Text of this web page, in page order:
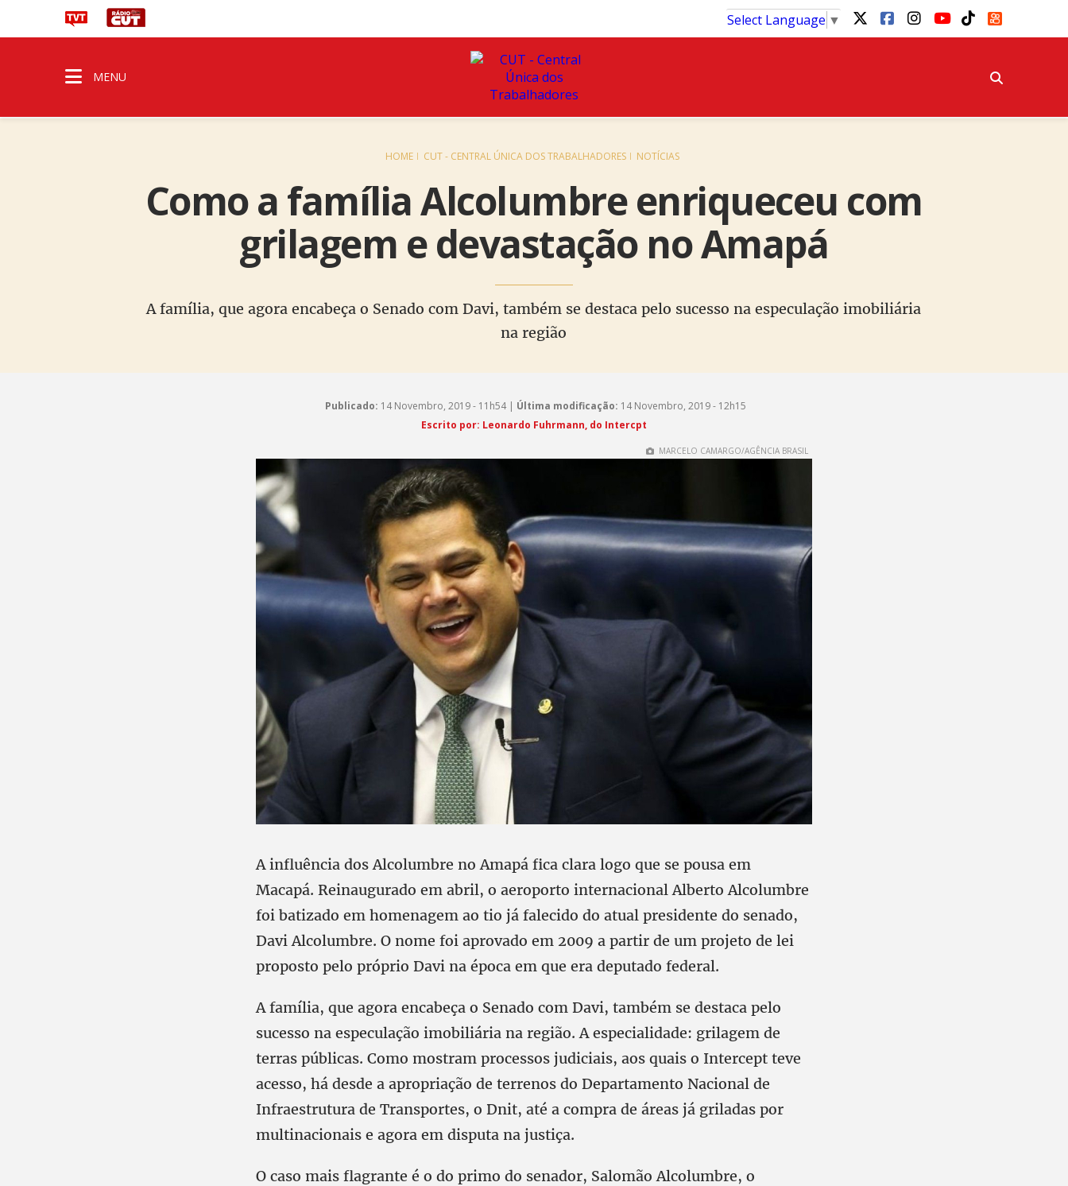
Select Language ▼
MENU
HOME CUT - CENTRAL ÚNICA DOS TRABALHADORES NOTÍCIAS
Como a família Alcolumbre enriqueceu com
grilagem e devastação no Amapá
A família, que agora encabeça o Senado com Davi, também se destaca pelo sucesso na especulação imobiliária
na região
Publicado: 14 Novembro, 2019 - 11h54 | Última modificação: 14 Novembro, 2019 - 12h15
Escrito por: Leonardo Fuhrmann, do Intercpt
MARCELO CAMARGO/AGÊNCIA BRASIL
A influência dos Alcolumbre no Amapá fica clara logo que se pousa em
Macapá. Reinaugurado em abril, o aeroporto internacional Alberto Alcolumbre
foi batizado em homenagem ao tio já falecido do atual presidente do senado,
Davi Alcolumbre. O nome foi aprovado em 2009 a partir de um projeto de lei
proposto pelo próprio Davi na época em que era deputado federal.
A família, que agora encabeça o Senado com Davi, também se destaca pelo
sucesso na especulação imobiliária na região. A especialidade: grilagem de
terras públicas. Como mostram processos judiciais, aos quais o Intercept teve
acesso, há desde a apropriação de terrenos do Departamento Nacional de
Infraestrutura de Transportes, o Dnit, até a compra de áreas já griladas por
multinacionais e agora em disputa na justiça.
O caso mais flagrante é o do primo do senador, Salomão Alcolumbre, o